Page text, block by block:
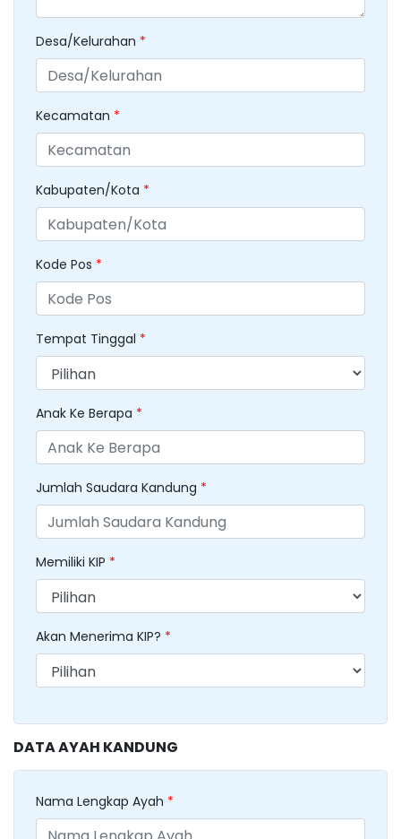
Desa/Kelurahan *
Kecamatan *
Kabupaten/Kota *
Kode Pos *
Tempat Tinggal *
Anak Ke Berapa *
Jumlah Saudara Kandung *
Memiliki KIP *
Akan Menerima KIP? *
DATA AYAH KANDUNG
Nama Lengkap Ayah *